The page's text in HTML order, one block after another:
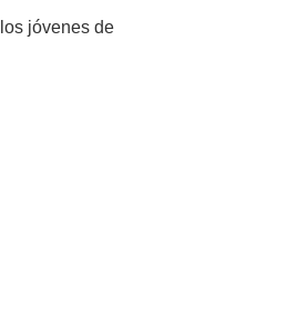
jóvenes de